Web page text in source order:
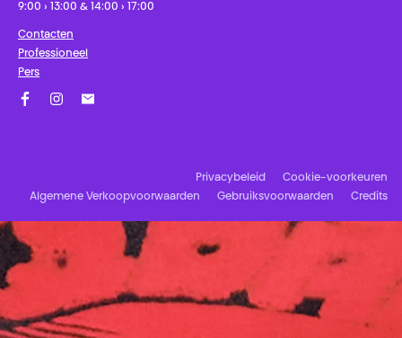
9:00 › 13:00 & 14:00 › 17:00
Contacten
Professioneel
Pers
Privacybeleid
Cookie-voorkeuren
Algemene Verkoopvoorwaarden
Gebruiksvoorwaarden Credits